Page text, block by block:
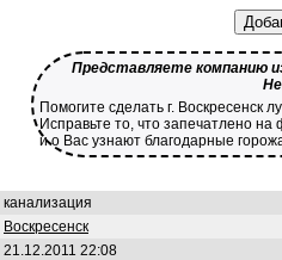
Представляете компанию
Помогите сделать г. Воскресенск
Исправьте то, что запечатлено
и о Вас узнают благодарные
канализация
Воскресенск
21.12.2011 22:08